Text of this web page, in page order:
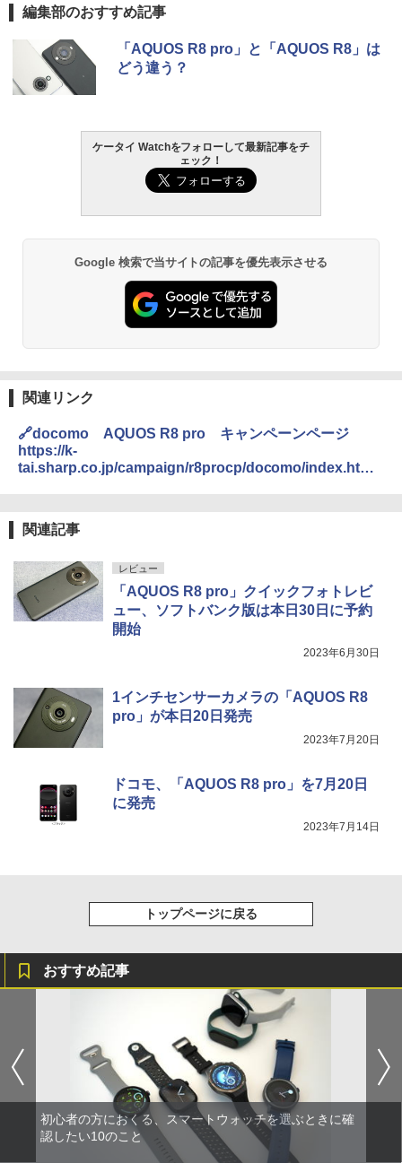
編集部のおすすめ記事
「AQUOS R8 pro」と「AQUOS R8」は
どう違う？
ケータイ Watchをフォローして最新記事をチ
ェック！
Google 検索で当サイトの記事を優先表示させる
関連リンク
🔗docomo AQUOS R8 pro キャンペーンページ
https://k-
tai.sharp.co.jp/campaign/r8procp/docomo/index.html
51d&utm_campaign=d_r8pro_campaign
関連記事
レビュー
「AQUOS R8 pro」クイックフォトレビ
ュー、ソフトバンク版は本日30日に予約
開始
2023年6月30日
1インチセンサーカメラの「AQUOS R8
pro」が本日20日発売
2023年7月20日
ドコモ、「AQUOS R8 pro」を7月20日
に発売
2023年7月14日
トップページに戻る
おすすめ記事
初心者の方におくる、スマートウォッチを選ぶときに確
認したい10のこと